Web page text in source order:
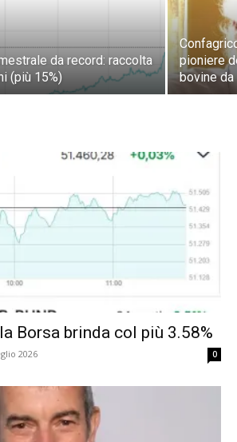
da record: raccolta
(più 15%)
pioniere
bovine
Borsa brinda col più 3.58%
2026 0